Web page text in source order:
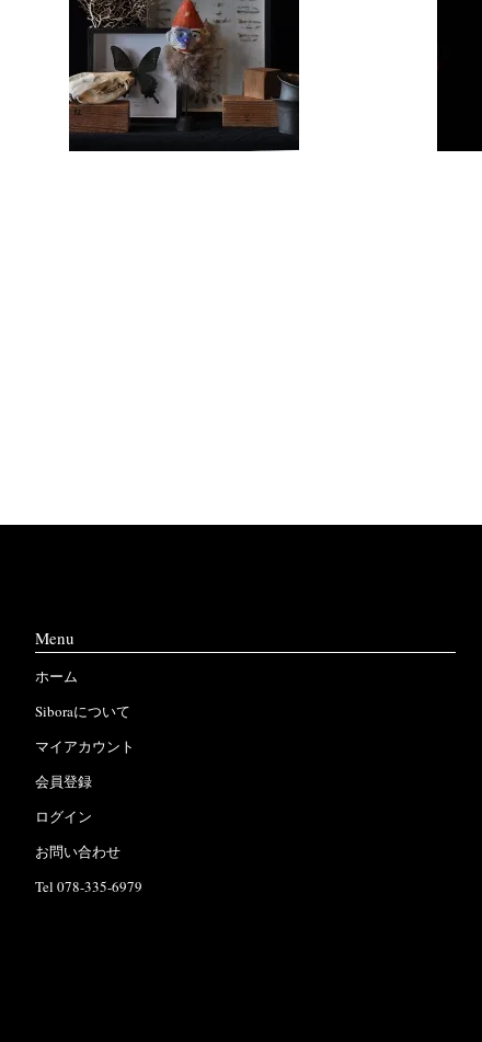
Menu
ホーム
Siboraについて
マイアカウント
会員登録
ログイン
お問い合わせ
Tel 078-335-6979